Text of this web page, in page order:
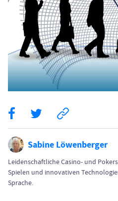
Sabine Löwenberger
Leidenschaftliche Casino- und
Spielen und innovativen
Sprache.